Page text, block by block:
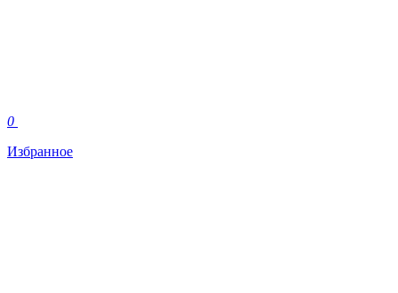
0
Избранное